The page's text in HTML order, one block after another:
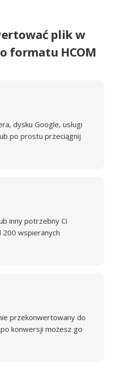
plik w
formatu HCOM
dysku Google, usługi
po prostu przeciągnij
inny potrzebny Ci
wspieranych
przekonwertowany do
konwersji możesz go